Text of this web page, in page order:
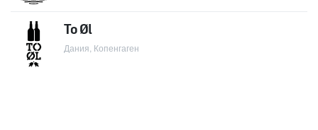
To Øl
Дания, Копенгаген